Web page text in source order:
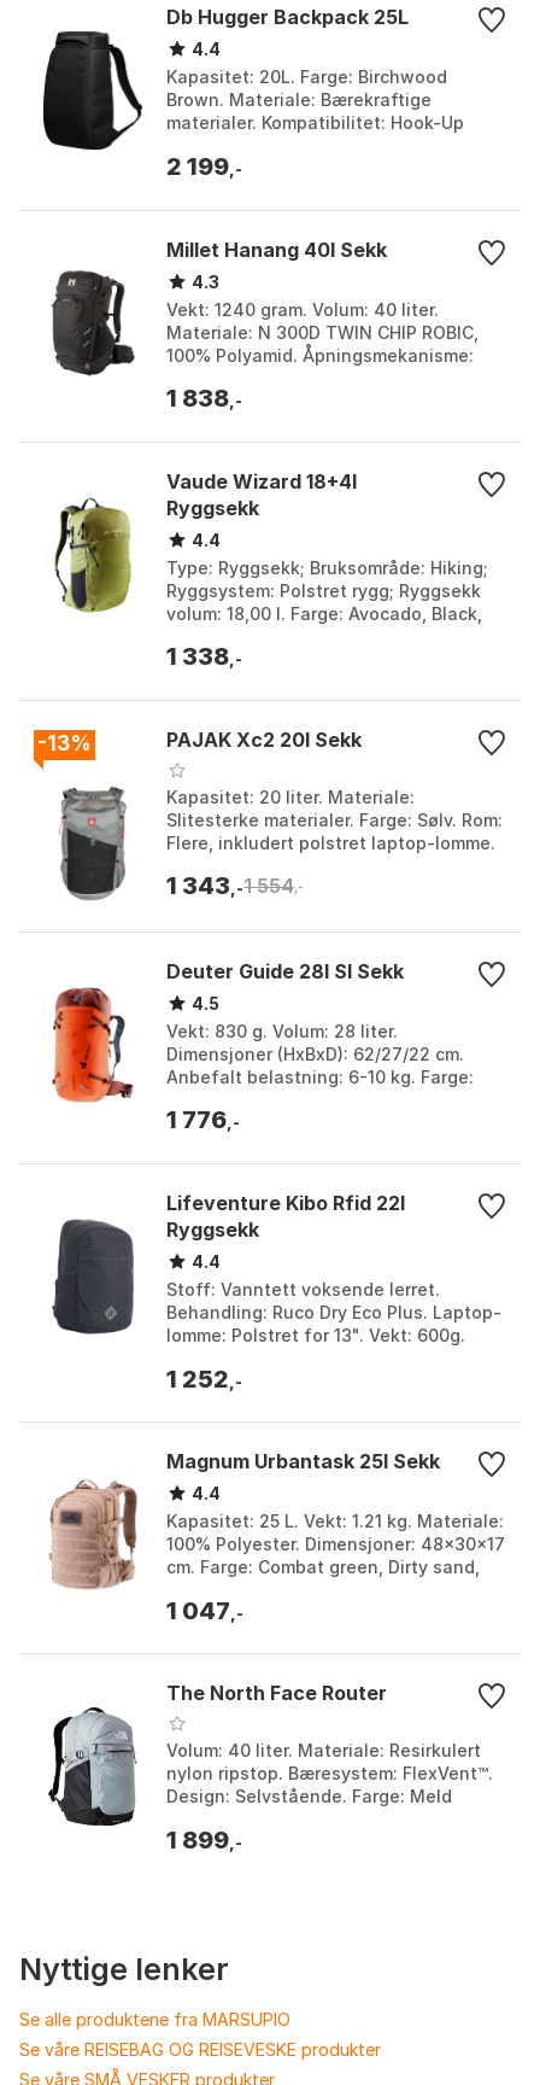
Db Hugger Backpack 25L
4.4
Kapasitet: 20L. Farge: Birchwood
Brown. Materiale: Bærekraftige
materialer. Kompatibilitet: Hook-Up
Affogato brown, Affogato brown...
2 199 ,-
Millet Hanang 40l Sekk
4.3
Vekt: 1240 gram. Volum: 40 liter.
Materiale: N 300D TWIN CHIP ROBIC,
100% Polyamid. Åpningsmekanisme:
Farge: Black / black. S...
1 838 ,-
Vaude Wizard 18+4l
Ryggsekk
4.4
Type: Ryggsekk; Bruksområde: Hiking;
Ryggsystem: Polstret rygg; Ryggsekk
volum: 18,00 l. Farge: Avocado, Black,
Kingfisher. Større...
1 338 ,-
-13% PAJAK Xc2 20l Sekk
Kapasitet: 20 liter. Materiale:
Slitesterke materialer. Farge: Sølv. Rom:
Flere, inkludert polstret laptop-lomme.
1 343 ,-1 554,-
Deuter Guide 28l Sl Sekk
4.5
Vekt: 830 g. Volum: 28 liter.
Dimensjoner (HxBxD): 62/27/22 cm.
Anbefalt belastning: 6-10 kg. Farge:
redwood. Størrelse: On...
1 776 ,-
Lifeventure Kibo Rfid 22l
Ryggsekk
4.4
Stoff: Vanntett voksende lerret.
Behandling: Ruco Dry Eco Plus. Laptop-
lomme: Polstret for 13". Vekt: 600g.
1 252 ,-
Magnum Urbantask 25l Sekk
4.4
Kapasitet: 25 L. Vekt: 1.21 kg. Materiale:
100% Polyester. Dimensjoner: 48x30x17
cm. Farge: Combat green, Dirty sand,
One ...
1 047 ,-
The North Face Router
Volum: 40 liter. Materiale: Resirkulert
nylon ripstop. Bæresystem: FlexVent™.
Design: Selvstående. Farge: Meld
npf. Stør...
1 899 ,-
Nyttige lenker
Se alle produktene fra MARSUPIO
Se våre REISEBAG OG REISEVESKE produkter
Se våre SMÅ VESKER produkter